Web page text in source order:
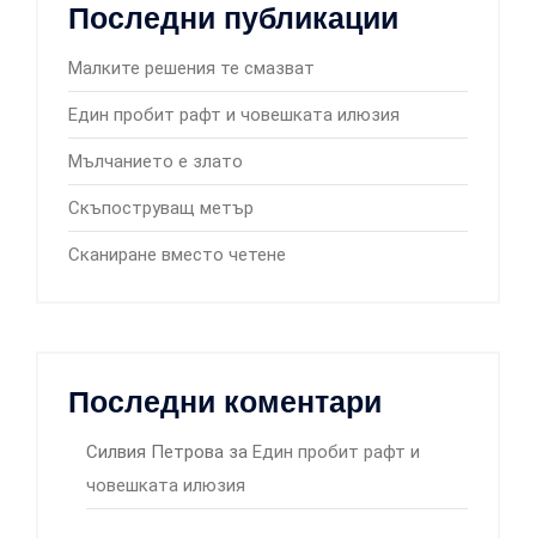
Последни публикации
Малките решения те смазват
Един пробит рафт и човешката илюзия
Мълчанието е злато
Скъпоструващ метър
Сканиране вместо четене
Последни коментари
Силвия Петрова за Един пробит рафт и
човешката илюзия